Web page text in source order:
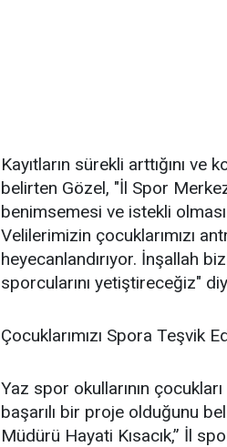
Kayıtların sürekli arttığını ve
belirten Gözel, "İl Spor
benimsemesi ve istekli
Velilerimizin çocuklarımızı
heyecanlandırıyor. İnşallah
sporcularını yetiştireceğiz"
Çocuklarımızı Spora Teşvik
Yaz spor okullarının
başarılı bir proje olduğunu
Müdürü Hayati Kısacık,” İl